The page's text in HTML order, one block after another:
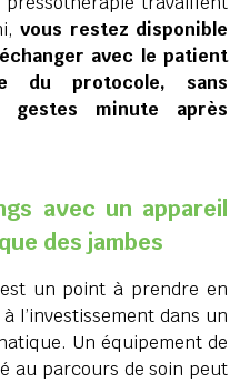
vous restez disponible
avec le patient
du protocole, sans
gestes minute après
avec un appareil
des jambes
un point à prendre en
l’investissement dans un
Un équipement de
au parcours de soin peut